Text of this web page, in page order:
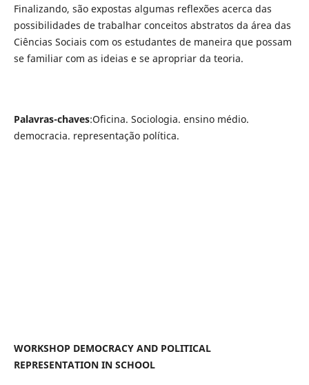
Finalizando, são expostas algumas reflexões acerca das
possibilidades de trabalhar conceitos abstratos da área das
Ciências Sociais com os estudantes de maneira que possam
se familiar com as ideias e se apropriar da teoria.
Palavras-chaves:Oficina. Sociologia. ensino médio.
democracia. representação política.
WORKSHOP DEMOCRACY AND POLITICAL
REPRESENTATION IN SCHOOL